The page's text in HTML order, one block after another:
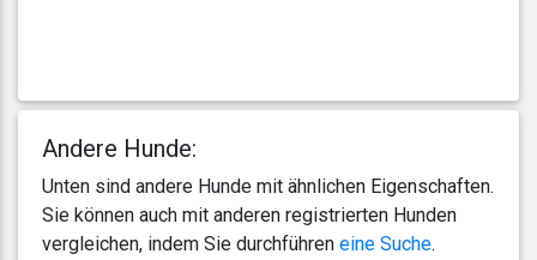
Andere Hunde:
Unten sind andere Hunde mit ähnlichen Eigenschaften.
Sie können auch mit anderen registrierten Hunden
vergleichen, indem Sie durchführen eine Suche.